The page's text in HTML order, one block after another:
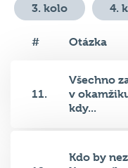
3. kolo 4.
# Otázka
11.
Všechno
v
kdy...
Kdo by